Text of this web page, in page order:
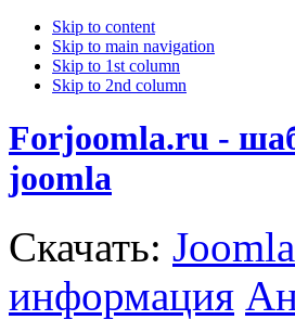
Skip to content
Skip to main navigation
Skip to 1st column
Skip to 2nd column
Forjoomla.ru -
joomla
Скачать:
информация